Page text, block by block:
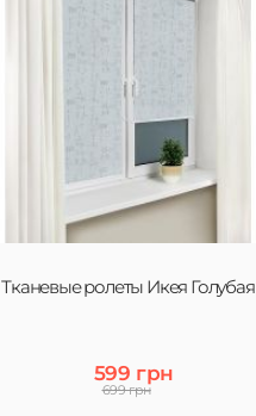
Тканевые ролеты Икея Голубая
599 грн
699 грн